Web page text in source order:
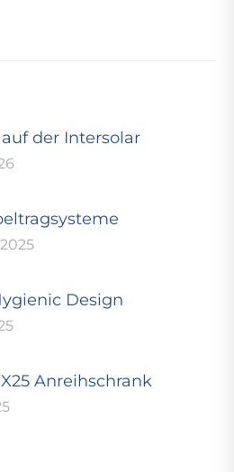
der Intersolar
Design
Anreihschrank